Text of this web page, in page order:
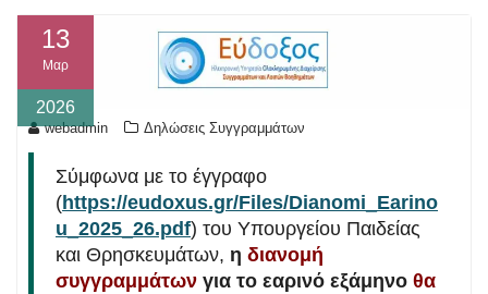
13
Μαρ
2026
webadmin Δηλώσεις Συγγραμμάτων
Σύμφωνα με το έγγραφο
(https://eudoxus.gr/Files/Dianomi_Earino
u_2025_26.pdf) του Υπουργείου Παιδείας
και Θρησκευμάτων, η διανομή
συγγραμμάτων για το εαρινό εξάμηνο θα